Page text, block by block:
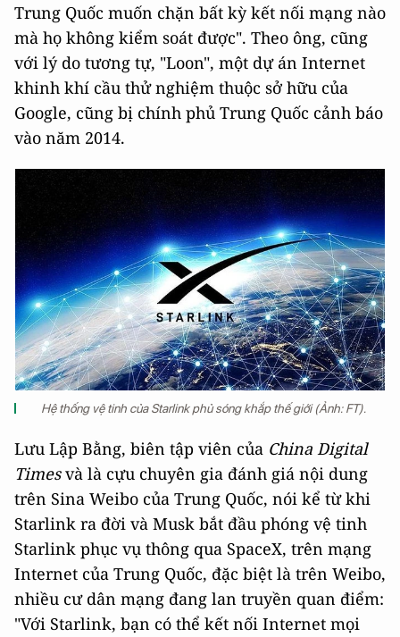
Trung Quốc muốn chặn bất kỳ kết nối mạng nào
mà họ không kiểm soát được". Theo ông, cũng
với lý do tương tự, "Loon", một dự án Internet
khinh khí cầu thử nghiệm thuộc sở hữu của
Google, cũng bị chính phủ Trung Quốc cảnh báo
vào năm 2014.
Hệ thống vệ tinh của Starlink phủ sóng khắp thế giới (Ảnh: FT).
Lưu Lập Bằng, biên tập viên của China Digital
Timesvà là cựu chuyên gia đánh giá nội dung
trên Sina Weibo của Trung Quốc, nói kể từ khi
Starlink ra đời và Musk bắt đầu phóng vệ tinh
Starlink phục vụ thông qua SpaceX, trên mạng
Internet của Trung Quốc, đặc biệt là trên Weibo,
nhiều cư dân mạng đang lan truyền quan điểm:
"Với Starlink, bạn có thể kết nối Internet mọi